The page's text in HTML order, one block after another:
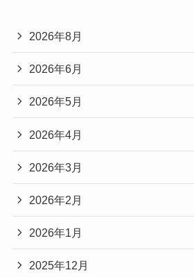
2026年8月
2026年6月
2026年5月
2026年4月
2026年3月
2026年2月
2026年1月
2025年12月